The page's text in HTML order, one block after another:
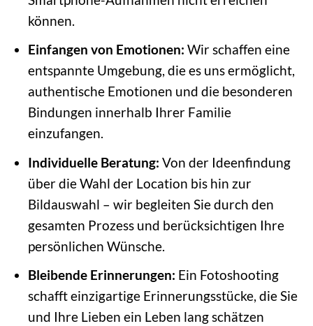
können.
Einfangen von Emotionen: Wir schaffen eine
entspannte Umgebung, die es uns ermöglicht,
authentische Emotionen und die besonderen
Bindungen innerhalb Ihrer Familie
einzufangen.
Individuelle Beratung: Von der Ideenfindung
über die Wahl der Location bis hin zur
Bildauswahl – wir begleiten Sie durch den
gesamten Prozess und berücksichtigen Ihre
persönlichen Wünsche.
Bleibende Erinnerungen: Ein Fotoshooting
schafft einzigartige Erinnerungsstücke, die Sie
und Ihre Lieben ein Leben lang schätzen